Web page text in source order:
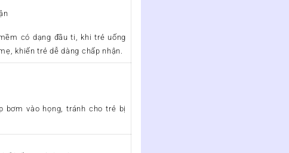
có dạng đầu ti, khi trẻ uống
khiến trẻ dễ dàng chấp nhận.
bơm vào họng, tránh cho trẻ bị